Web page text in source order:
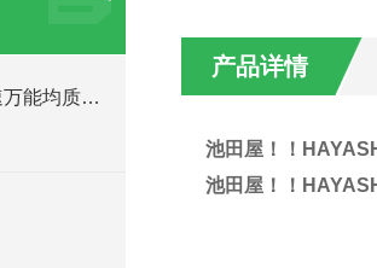
日本精机NISSEI超高速万能均质机NS-52/NS-57S系列选型指南
产品详情
池田屋！！
池田屋！！